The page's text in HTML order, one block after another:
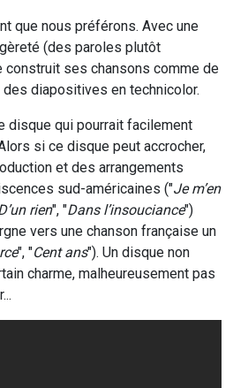
que nous préférons. Avec une
(des paroles plutôt
construit ses chansons comme de
diapositives en technicolor.
disque qui pourrait facilement
si ce disque peut accrocher,
et des arrangements
sud-américaines ("Je m’en
rien", "Dans l’insouciance")
vers une chanson française un
", "Cent ans"). Un disque non
charme, malheureusement pas